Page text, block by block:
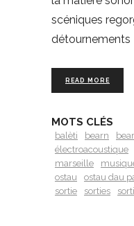
scéniques
détournements
READ MORE
MOTS CLÉS
balèti bearn
électroacoustique
marseille
ostau
ostau dau
sortie
sorties